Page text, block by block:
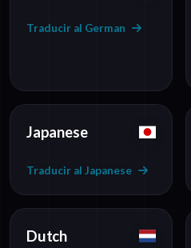
Traducir al German
Japanese
Traducir al Japanese
Dutch